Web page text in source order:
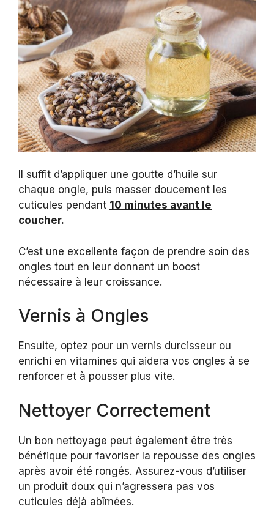
Il suffit d’appliquer une goutte d’huile sur
chaque ongle, puis masser doucement les
cuticules pendant 10 minutes avant le
coucher.
C’est une excellente façon de prendre soin des
ongles tout en leur donnant un boost
nécessaire à leur croissance.
Vernis à Ongles
Ensuite, optez pour un vernis durcisseur ou
enrichi en vitamines qui aidera vos ongles à se
renforcer et à pousser plus vite.
Nettoyer Correctement
Un bon nettoyage peut également être très
bénéfique pour favoriser la repousse des ongles
après avoir été rongés. Assurez-vous d’utiliser
un produit doux qui n’agressera pas vos
cuticules déjà abîmées.